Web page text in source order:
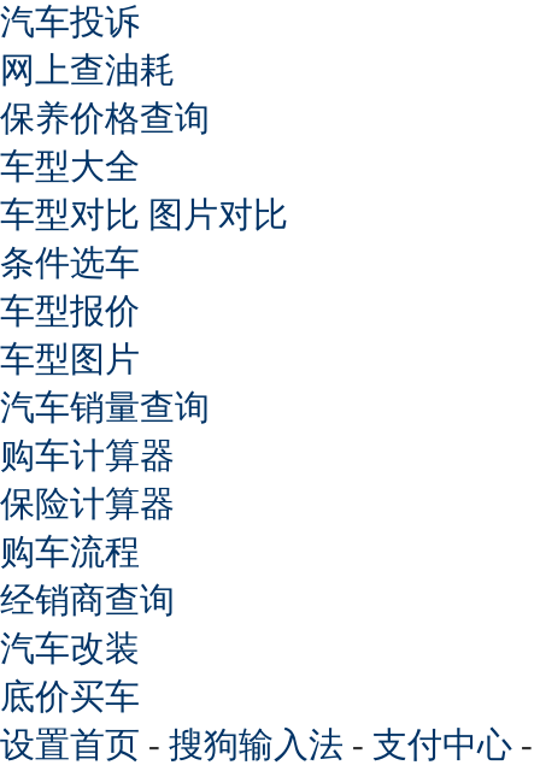
汽车投诉
网上查油耗
保养价格查询
车型大全
车型对比 图片对比
条件选车
车型报价
车型图片
汽车销量查询
购车计算器
保险计算器
购车流程
经销商查询
汽车改装
底价买车
设置首页 - 搜狗输入法 - 支付中心 -